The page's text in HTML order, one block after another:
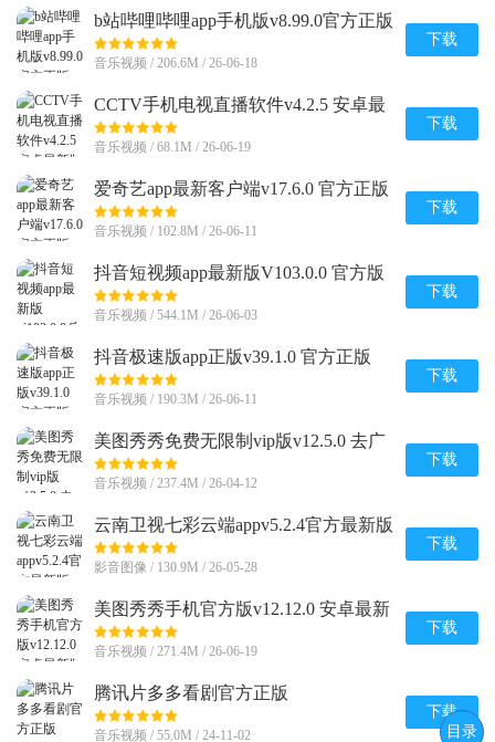
b站哔哩哔哩app手机版v8.99.0官方正版
音乐视频 / 206.6M / 26-06-18
下载
CCTV手机电视直播软件v4.2.5 安卓最
新版
音乐视频 / 68.1M / 26-06-19
下载
爱奇艺app最新客户端v17.6.0 官方正版
音乐视频 / 102.8M / 26-06-11
下载
抖音短视频app最新版V103.0.0 官方版
音乐视频 / 544.1M / 26-06-03
下载
抖音极速版app正版v39.1.0 官方正版
音乐视频 / 190.3M / 26-06-11
下载
美图秀秀免费无限制vip版v12.5.0 去广
告会员版
音乐视频 / 237.4M / 26-04-12
下载
云南卫视七彩云端appv5.2.4官方最新版
影音图像 / 130.9M / 26-05-28
下载
美图秀秀手机官方版v12.12.0 安卓最新
版
音乐视频 / 271.4M / 26-06-19
下载
腾讯片多多看剧官方正版
appv3.23.0.25751官方最新版
音乐视频 / 55.0M / 24-11-02
下载
目录